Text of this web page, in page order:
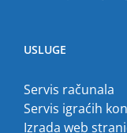
USLUGE
Servis računala
Servis igraćih
Izrada web